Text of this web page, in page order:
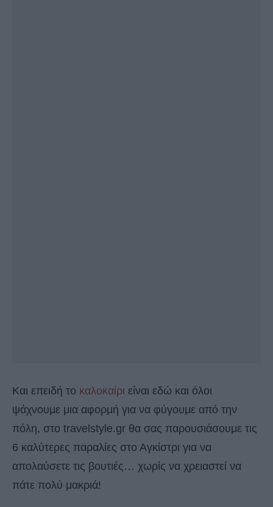
Και επειδή το καλοκαίρι είναι εδώ και όλοι
ψάχνουμε μια αφορμή για να φύγουμε από την
πόλη, στο travelstyle.gr θα σας παρουσιάσουμε τις
6 καλύτερες παραλίες στο Αγκίστρι για να
απολαύσετε τις βουτιές… χωρίς να χρειαστεί να
πάτε πολύ μακριά!